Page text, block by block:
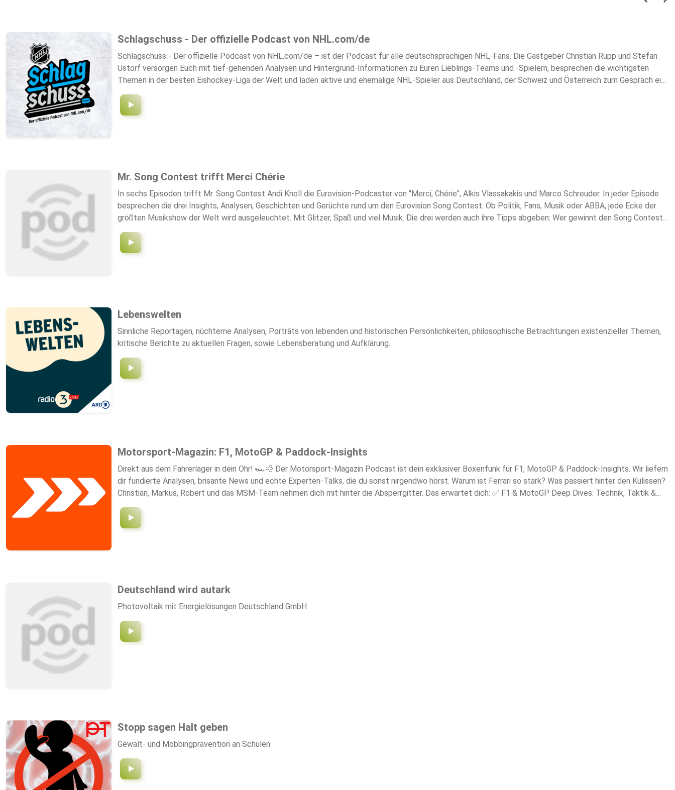
Schlagschuss - Der offizielle Podcast von NHL.com/de
Schlagschuss - Der offizielle Podcast von NHL.com/de – ist der Podcast für alle deutschsprachigen NHL-Fans. Die Gastgeber Christian Rupp und Stefan
Ustorf versorgen Euch mit tief-gehenden Analysen und Hintergrund-Informationen zu Euren Lieblings-Teams und -Spielern, besprechen die wichtigsten
Themen in der besten Eishockey-Liga der Welt und laden aktive und ehemalige NHL-Spieler aus Deutschland, der Schweiz und Österreich zum Gespräch ein.
Mr. Song Contest trifft Merci Chérie
In sechs Episoden trifft Mr. Song Contest Andi Knoll die Eurovision-Podcaster von "Merci, Chérie", Alkis Vlassakakis und Marco Schreuder. In jeder Episode
besprechen die drei Insights, Analysen, Geschichten und Gerüchte rund um den Eurovision Song Contest. Ob Politik, Fans, Musik oder ABBA, jede Ecke der
größten Musikshow der Welt wird ausgeleuchtet. Mit Glitzer, Spaß und viel Musik. Die drei werden auch ihre Tipps abgeben: Wer gewinnt den Song Contest.
große Finale am 11. Mai statt. Jeweils um 21 Uhr auf ORF eins, kommentiert von Andi Knoll. Davor jeweils ab 20:15 Uhr wieder "Mr. Song Contest proudly
presents". Der Podcast "Merci Chérie" erscheint alle zwei Wochen auf allen gängigen Podcast-Plattformen.
Lebenswelten
Sinnliche Reportagen, nüchterne Analysen, Porträts von lebenden und historischen Persönlichkeiten, philosophische Betrachtungen existenzieller Themen,
kritische Berichte zu aktuellen Fragen, sowie Lebensberatung und Aufklärung.
Motorsport-Magazin: F1, MotoGP & Paddock-Insights
Direkt aus dem Fahrerlager in dein Ohr! 🏎️💨 Der Motorsport-Magazin Podcast ist dein exklusiver Boxenfunk für F1, MotoGP & Paddock-Insights. Wir liefern
dir fundierte Analysen, brisante News und echte Experten-Talks, die du sonst nirgendwo hörst. Warum ist Ferrari so stark? Was passiert hinter den Kulissen?
Christian, Markus, Robert und das MSM-Team nehmen dich mit hinter die Absperrgitter. Das erwartet dich: ✅ F1 & MotoGP Deep Dives: Technik, Taktik &
Deutschland wird autark
Photovoltaik mit Energielösungen Deutschland GmbH
Stopp sagen Halt geben
Gewalt- und Mobbingprävention an Schulen